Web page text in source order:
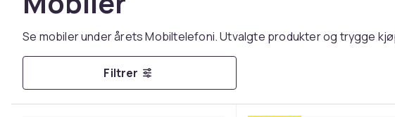
Se mobiler under årets Mobiltelefoni. Utvalgte produkter og trygge
Filtrer